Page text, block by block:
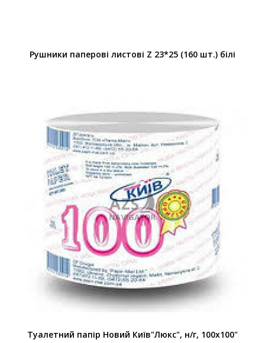
Рушники паперові листові Z 23*25 (160 шт.) білі
Туалетний папір Новий Київ"Люкс", н/г, 100x100"